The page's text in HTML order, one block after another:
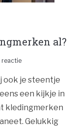
al?
reactie
ook je steentje
een kijkje in
kledingmerken
Gelukkig